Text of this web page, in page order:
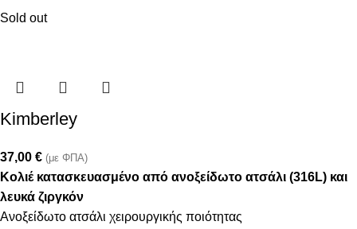
Sold out
Kimberley
37,00 € (με ΦΠΑ)
Κολιέ κατασκευασμένο από ανοξείδωτο ατσάλι (316L) και
λευκά ζιργκόν
Ανοξείδωτο ατσάλι χειρουργικής ποιότητας